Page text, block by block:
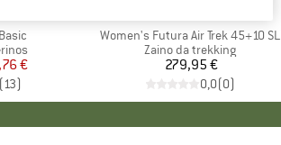
ridotto
€
(13)
Articolo
Women's Futura Air Trek 45+10 SL
Gruppo di prodotti
Zaino da trekking
Prezzo
279,95 €
0,0(0)